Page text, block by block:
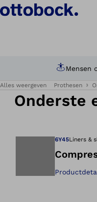
Mensen
Alles weergeven Prothesen
Onderste
6Y45Liners &